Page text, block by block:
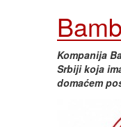
Kompanija
Srbiji koja
domaćem